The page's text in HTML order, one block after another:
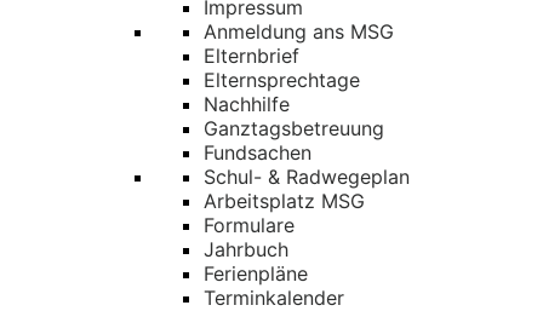
Impressum
Anmeldung ans MSG
Elternbrief
Elternsprechtage
Nachhilfe
Ganztagsbetreuung
Fundsachen
Schul- & Radwegeplan
Arbeitsplatz MSG
Formulare
Jahrbuch
Ferienpläne
Terminkalender